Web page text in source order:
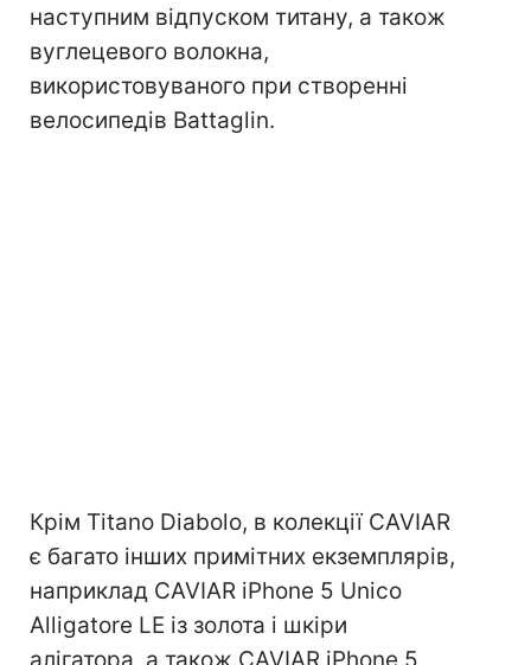
наступним відпуском титану, а також
вуглецевого волокна,
використовуваного при створенні
велосипедів Battaglin.
Крім Titano Diabolo, в колекції CAVIAR
є багато інших примітних екземплярів,
наприклад CAVIAR iPhone 5 Unico
Alligatore LE із золота і шкіри
алігатора, а також CAVIAR iPhone 5